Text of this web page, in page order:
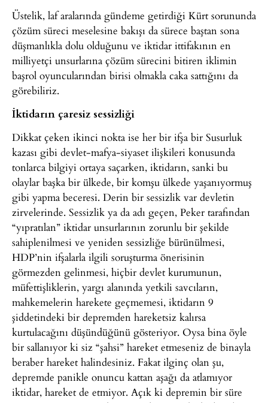
Üstelik, laf aralarında gündeme getirdiği Kürt sorununda
çözüm süreci meselesine bakışı da sürece baştan sona
düşmanlıkla dolu olduğunu ve iktidar ittifakının en
milliyetçi unsurlarına çözüm sürecini bitiren iklimin
başrol oyuncularından birisi olmakla caka sattığını da
görebiliriz.
İktidarın çaresiz sessizliği
Dikkat çeken ikinci nokta ise her bir ifşa bir Susurluk
kazası gibi devlet-mafya-siyaset ilişkileri konusunda
tonlarca bilgiyi ortaya saçarken, iktidarın, sanki bu
olaylar başka bir ülkede, bir komşu ülkede yaşanıyormuş
gibi yapma beceresi. Derin bir sessizlik var devletin
zirvelerinde. Sessizlik ya da adı geçen, Peker tarafından
“yıpratılan” iktidar unsurlarının zorunlu bir şekilde
sahiplenilmesi ve yeniden sessizliğe bürünülmesi,
HDP’nin ifşalarla ilgili soruşturma önerisinin
görmezden gelinmesi, hiçbir devlet kurumunun,
müfettişliklerin, yargı alanında yetkili savcıların,
mahkemelerin harekete geçmemesi, iktidarın 9
şiddetindeki bir depremden hareketsiz kalırsa
kurtulacağını düşündüğünü gösteriyor. Oysa bina öyle
bir sallanıyor ki siz “şahsi” hareket etmeseniz de binayla
beraber hareket halindesiniz. Fakat ilginç olan şu,
depremde panikle onuncu kattan aşağı da atlamıyor
iktidar, hareket de etmiyor. Açık ki depremin bir süre